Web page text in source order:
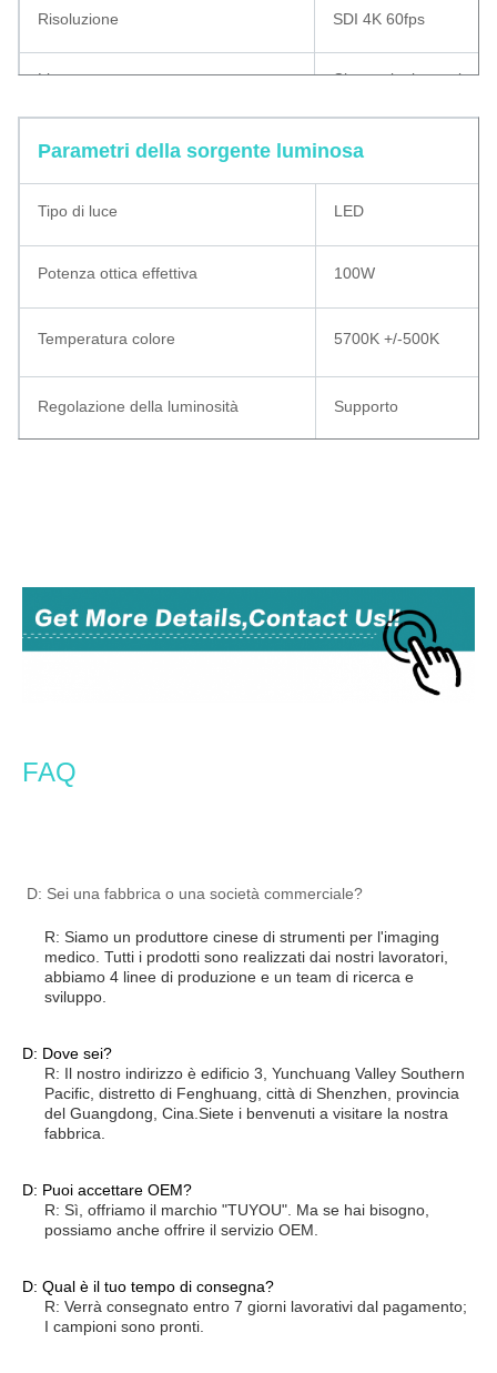
Risoluzione SDI 4K 60fps
Lingua Cinese, inglese,
Parametri della sorgente luminosa
Tipo di luce LED
Potenza ottica effettiva 100W
Temperatura colore 5700K +/-500K
Regolazione della luminosità Supporto
FAQ
D: Sei una fabbrica o una società commerciale?
R: Siamo un produttore cinese di strumenti per l'imaging
medico. Tutti i prodotti sono realizzati dai nostri lavoratori,
abbiamo 4 linee di produzione e un team di ricerca e
sviluppo.
D: Dove sei?
R: Il nostro indirizzo è edificio 3, Yunchuang Valley Southern
Pacific, distretto di Fenghuang, città di Shenzhen, provincia
del Guangdong, Cina. Siete i benvenuti a visitare la nostra
fabbrica.
D: Puoi accettare OEM?
R: Sì, offriamo il marchio "TUYOU". Ma se hai bisogno,
possiamo anche offrire il servizio OEM.
D: Qual è il tuo tempo di consegna?
R: Verrà consegnato entro 7 giorni lavorativi dal pagamento;
I campioni sono pronti.